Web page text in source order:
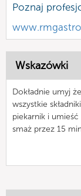
Poznaj
Wskazówki
Dokładnie umyj
wszystkie
piekarnik i
smaż przez 15